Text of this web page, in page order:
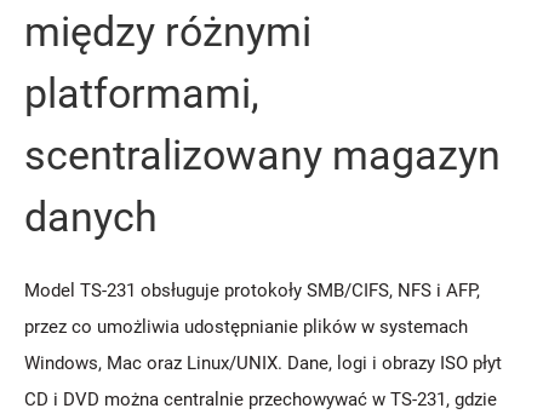
między różnymi
platformami,
scentralizowany magazyn
danych
Model TS-231 obsługuje protokoły SMB/CIFS, NFS i AFP,
przez co umożliwia udostępnianie plików w systemach
Windows, Mac oraz Linux/UNIX. Dane, logi i obrazy ISO płyt
CD i DVD można centralnie przechowywać w TS-231, gdzie